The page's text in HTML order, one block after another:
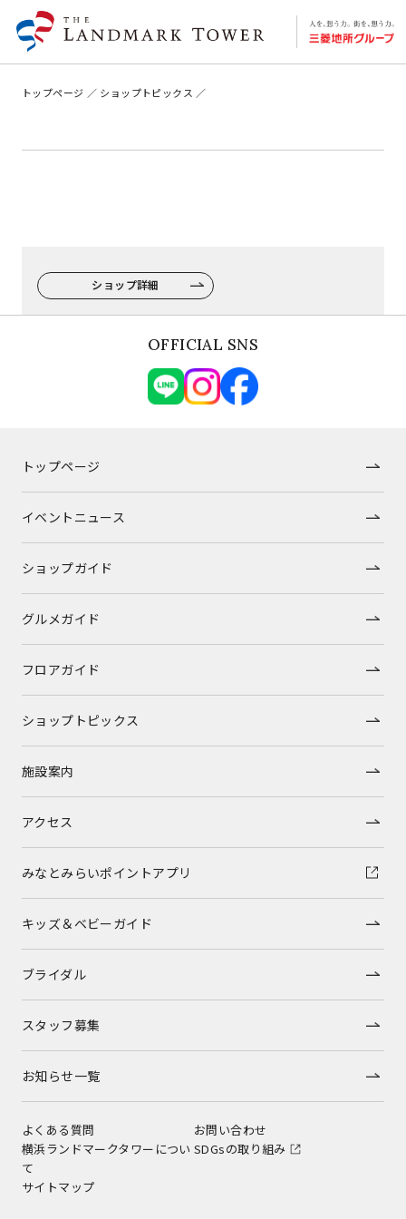
トップページ ショップトピックス
ショップ詳細
OFFICIAL SNS
トップページ
イベントニュース
ショップガイド
グルメガイド
フロアガイド
ショップトピックス
施設案内
アクセス
みなとみらいポイントアプリ
キッズ＆ベビーガイド
ブライダル
スタッフ募集
お知らせ一覧
よくある質問
お問い合わせ
横浜ランドマークタワーについ
て
SDGsの取り組み
サイトマップ